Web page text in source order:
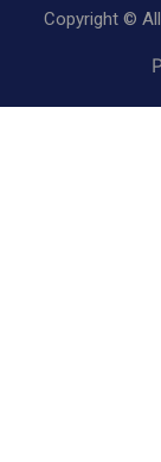
Copyright ©